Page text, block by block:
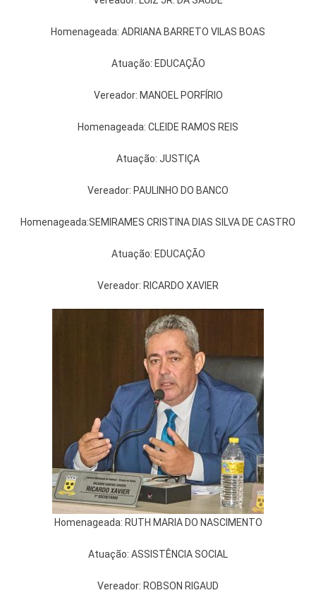
Homenageada: ADRIANA BARRETO VILAS BOAS
Atuação: EDUCAÇÃO
Vereador: MANOEL PORFÍRIO
Homenageada: CLEIDE RAMOS REIS
Atuação: JUSTIÇA
Vereador: PAULINHO DO BANCO
Homenageada:SEMIRAMES CRISTINA DIAS SILVA DE CASTRO
Atuação: EDUCAÇÃO
Vereador: RICARDO XAVIER
Homenageada: RUTH MARIA DO NASCIMENTO
Atuação: ASSISTÊNCIA SOCIAL
Vereador: ROBSON RIGAUD